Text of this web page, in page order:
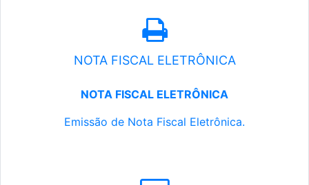
NOTA FISCAL ELETRÔNICA
NOTA FISCAL ELETRÔNICA
Emissão de Nota Fiscal Eletrônica.